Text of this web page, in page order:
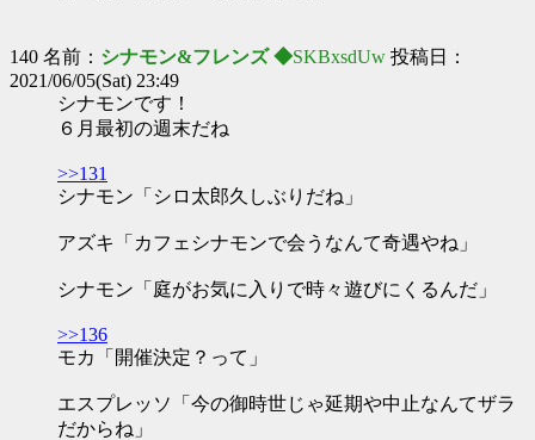
140 名前： シナモン&フレンズ ◆SKBxsdUw 投稿日：
2021/06/05(Sat) 23:49
シナモンです！
６月最初の週末だね
>>131
シナモン「シロ太郎久しぶりだね」
アズキ「カフェシナモンで会うなんて奇遇やね」
シナモン「庭がお気に入りで時々遊びにくるんだ」
>>136
モカ「開催決定？って」
エスプレッソ「今の御時世じゃ延期や中止なんてザラ
だからね」